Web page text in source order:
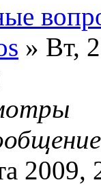
» Вт,
2009,